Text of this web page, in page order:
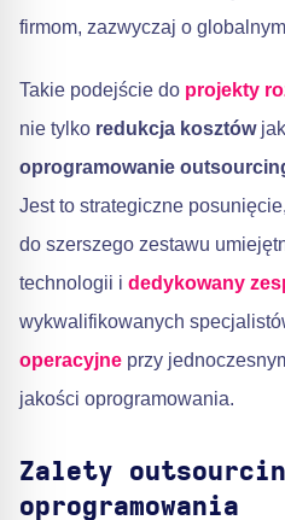
firmom, zazwyczaj o
Takie podejście do projekty
nie tylko redukcja kosztów
oprogramowanie
Jest to strategiczne
do szerszego zestawu
technologii i dedykowany
wykwalifikowanych
operacyjne przy
jakości oprogramowania.
Zalety
oprogramowania